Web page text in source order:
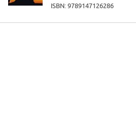
ISBN: 9789147126286